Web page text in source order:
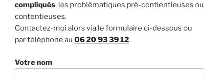
compliqués, les problématiques pré-contientieuses ou
contentieuses.
Contactez-moi alors via le formulaire ci-dessous ou
par téléphone au 06 20 93 39 12
Votre nom